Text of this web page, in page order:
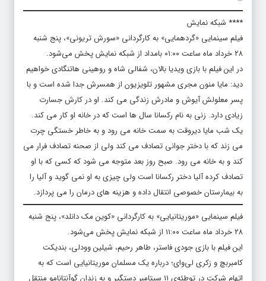
**** شبکه نمایش
فیلم سینمایی «گردهمایی» به کارگردانی «سورش تریونی»، پنج شنبه
۲۸ خرداد ماه ساعت ۰۱:۰۰ بامداد از شبکه نمایش پخش می‌شود.
در این فیلم با بازی ویدیا بالان، شفالی شاه و روهینی هاتنگادی خواهیم
دید: مایا منون مجری مشهور تلویزیون از همسرش جدا شده است و با
پسر معلولش آیوش و مادرش زندگی می کند. او در کارش جسارت
زیادی دارد. زنی به نام رکسانا سال ها است که در خانه او کار می کند.
یک شب مایا دیروقت به سمت خانه می رود و به خاطر خستگی چرت
می زند که با دختر جوانی تصادف می کند ولی از صحنه تصادف فرار می
کند و به خانه می رود. صبح روز بعد متوجه می شود که کسی که با او
تصادف کرده آلیا دختر رکسانا است ولی چیزی به او نمی گوید و آلیا را
به بیمارستان خصوصی انتقال داده و هزینه های درمان را می پردازد.
فیلم سینمایی «موریتانیایی» به کارگردانی «کوین مک‌ دانلد»، پنج شنبه
۲۸ خرداد ماه ساعت ۱۱:۰۰ از شبکه نمایش پخش می‌شود.
این فیلم با بازی جودی فاستر، طاهر رحیم، شیلین وودلی، بندیکت
کامبربچ و زکری لی‌وای؛ درباره یک مسلمان موریتانیایی است که به
اتهام شرکت در توطئه‌ی ۱۱ سپتامبر دستگیر و به زندان گوآنتانامو منتقل